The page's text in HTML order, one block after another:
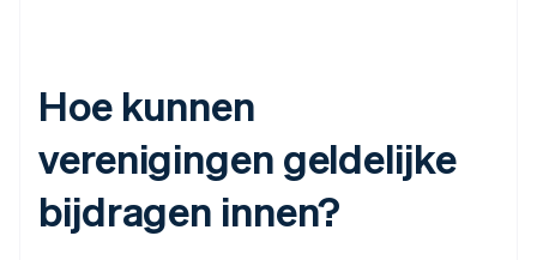
Hoe kunnen
verenigingen geldelijke
bijdragen innen?